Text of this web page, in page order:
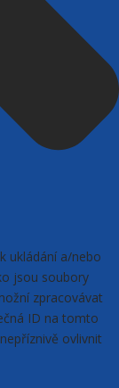
ukládání a/nebo
jsou soubory
zpracovávat
ID na tomto
ovlivnit